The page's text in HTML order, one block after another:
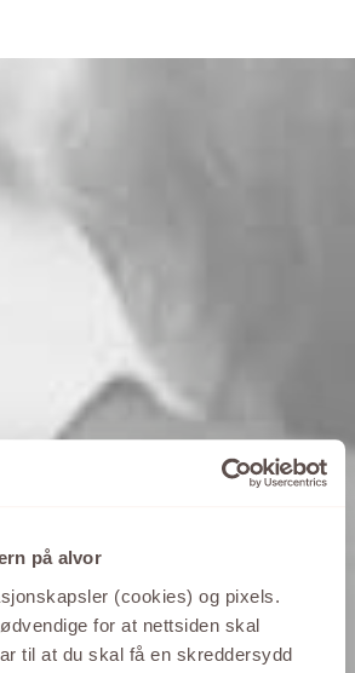
på alvor
(cookies) og pixels.
for at nettsiden skal
til at du skal få en skreddersydd